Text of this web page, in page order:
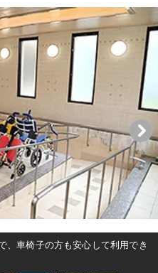
、車椅子の方も安心して利用でき